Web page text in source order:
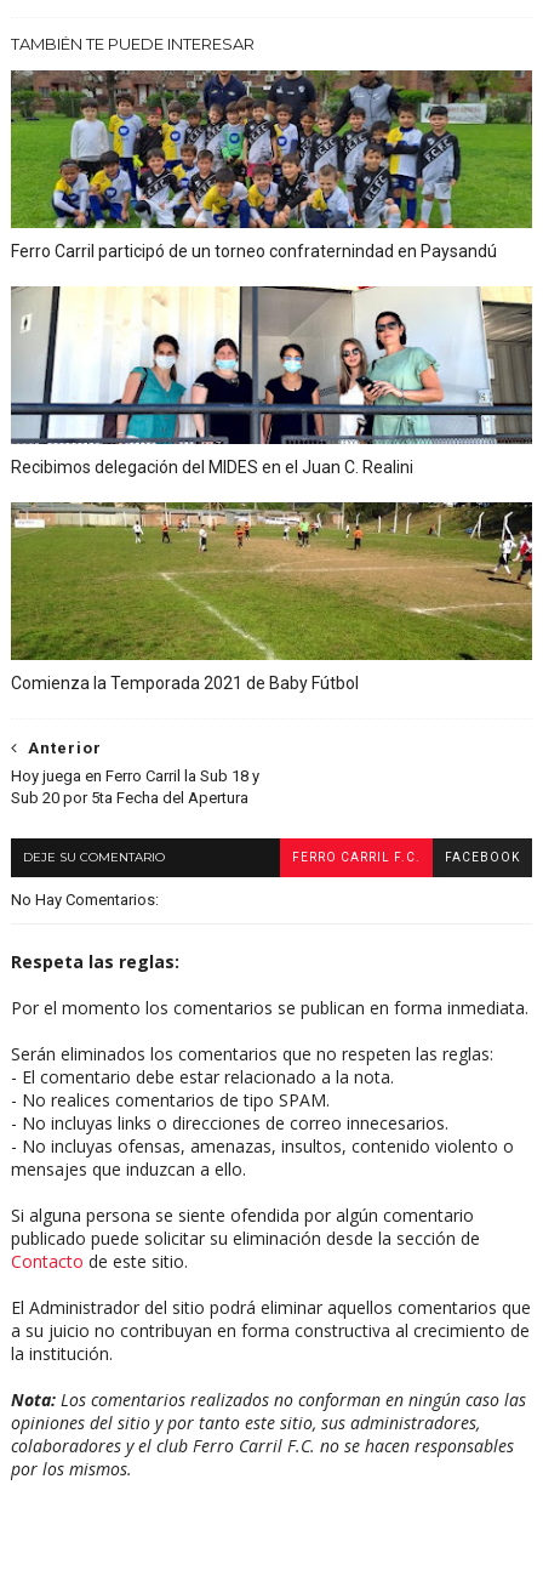
TAMBIÉN TE PUEDE INTERESAR
Ferro Carril participó de un torneo confraternindad en Paysandú
Recibimos delegación del MIDES en el Juan C. Realini
Comienza la Temporada 2021 de Baby Fútbol
Anterior
Hoy juega en Ferro Carril la Sub 18 y
Sub 20 por 5ta Fecha del Apertura
DEJE SU COMENTARIO FERRO CARRIL F.C. FACEBOOK
No Hay Comentarios:
Respeta las reglas:
Por el momento los comentarios se publican en forma inmediata.
Serán eliminados los comentarios que no respeten las reglas:
- El comentario debe estar relacionado a la nota.
- No realices comentarios de tipo SPAM.
- No incluyas links o direcciones de correo innecesarios.
- No incluyas ofensas, amenazas, insultos, contenido violento o
mensajes que induzcan a ello.
Si alguna persona se siente ofendida por algún comentario
publicado puede solicitar su eliminación desde la sección de
Contacto de este sitio.
El Administrador del sitio podrá eliminar aquellos comentarios que
a su juicio no contribuyan en forma constructiva al crecimiento de
la institución.
Nota:Los comentarios realizados no conforman en ningún caso las
opiniones del sitio y por tanto este sitio, sus administradores,
colaboradores y el club Ferro Carril F.C. no se hacen responsables
por los mismos.